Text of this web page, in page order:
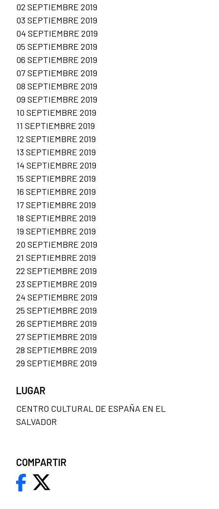
02 SEPTIEMBRE 2019
03 SEPTIEMBRE 2019
04 SEPTIEMBRE 2019
05 SEPTIEMBRE 2019
06 SEPTIEMBRE 2019
07 SEPTIEMBRE 2019
08 SEPTIEMBRE 2019
09 SEPTIEMBRE 2019
10 SEPTIEMBRE 2019
11 SEPTIEMBRE 2019
12 SEPTIEMBRE 2019
13 SEPTIEMBRE 2019
14 SEPTIEMBRE 2019
15 SEPTIEMBRE 2019
16 SEPTIEMBRE 2019
17 SEPTIEMBRE 2019
18 SEPTIEMBRE 2019
19 SEPTIEMBRE 2019
20 SEPTIEMBRE 2019
21 SEPTIEMBRE 2019
22 SEPTIEMBRE 2019
23 SEPTIEMBRE 2019
24 SEPTIEMBRE 2019
25 SEPTIEMBRE 2019
26 SEPTIEMBRE 2019
27 SEPTIEMBRE 2019
28 SEPTIEMBRE 2019
29 SEPTIEMBRE 2019
LUGAR
CENTRO CULTURAL DE ESPAÑA EN EL
SALVADOR
COMPARTIR